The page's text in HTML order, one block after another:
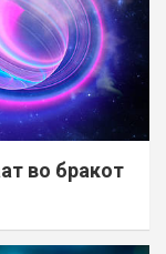
во бракот